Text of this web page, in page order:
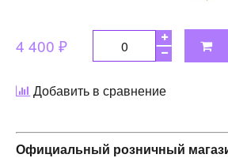
4 400 ₽
Добавить в сравнение
Официальный розничный